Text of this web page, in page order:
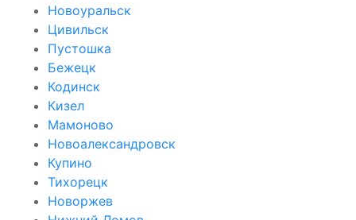
Новоуральск
Цивильск
Пустошка
Бежецк
Кодинск
Кизел
Мамоново
Новоалександровск
Купино
Тихорецк
Новоржев